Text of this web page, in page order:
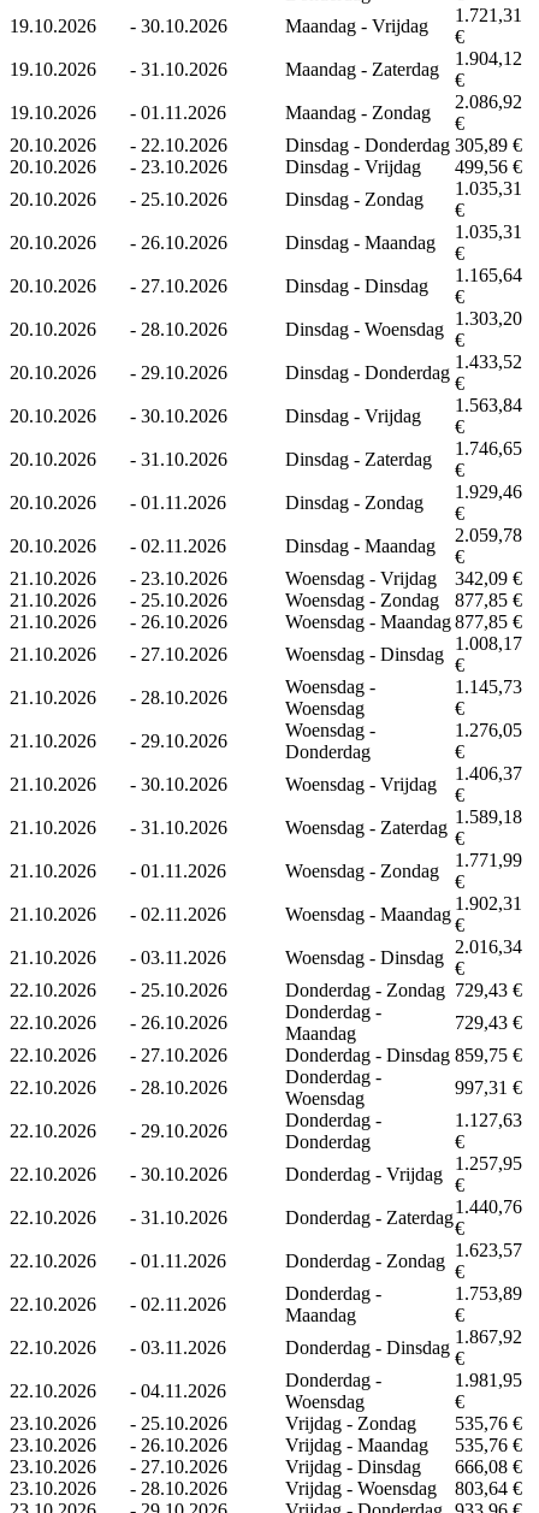
19.10.2026
- 30.10.2026 Maandag - Vrijdag
1.721,31
€
19.10.2026
- 31.10.2026 Maandag - Zaterdag
1.904,12
€
19.10.2026
- 01.11.2026 Maandag - Zondag
2.086,92
€
20.10.2026
- 22.10.2026 Dinsdag - Donderdag 305,89 €
20.10.2026
- 23.10.2026 Dinsdag - Vrijdag
499,56 €
20.10.2026
- 25.10.2026 Dinsdag - Zondag
1.035,31
€
20.10.2026
- 26.10.2026 Dinsdag - Maandag
1.035,31
€
20.10.2026
- 27.10.2026 Dinsdag - Dinsdag
1.165,64
€
20.10.2026
- 28.10.2026 Dinsdag - Woensdag
1.303,20
€
20.10.2026
- 29.10.2026 Dinsdag - Donderdag
1.433,52
€
20.10.2026
- 30.10.2026 Dinsdag - Vrijdag
1.563,84
€
20.10.2026
- 31.10.2026 Dinsdag - Zaterdag
1.746,65
€
20.10.2026
- 01.11.2026 Dinsdag - Zondag
1.929,46
€
20.10.2026
- 02.11.2026 Dinsdag - Maandag
2.059,78
€
21.10.2026
- 23.10.2026 Woensdag - Vrijdag
342,09 €
21.10.2026
- 25.10.2026 Woensdag - Zondag
877,85 €
21.10.2026
- 26.10.2026 Woensdag - Maandag877,85 €
21.10.2026
- 27.10.2026 Woensdag - Dinsdag
1.008,17
€
21.10.2026
- 28.10.2026
Woensdag -
Woensdag
1.145,73
€
21.10.2026
- 29.10.2026
Woensdag -
Donderdag
1.276,05
€
21.10.2026
- 30.10.2026 Woensdag - Vrijdag
1.406,37
€
21.10.2026
- 31.10.2026 Woensdag - Zaterdag
1.589,18
€
21.10.2026
- 01.11.2026 Woensdag - Zondag
1.771,99
€
21.10.2026
- 02.11.2026 Woensdag - Maandag
1.902,31
€
21.10.2026
- 03.11.2026 Woensdag - Dinsdag
2.016,34
€
22.10.2026
- 25.10.2026 Donderdag - Zondag 729,43 €
22.10.2026
- 26.10.2026
Donderdag -
Maandag
729,43 €
22.10.2026
- 27.10.2026 Donderdag - Dinsdag 859,75 €
22.10.2026
- 28.10.2026
Donderdag -
Woensdag
997,31 €
22.10.2026 - 29.10.2026
Donderdag -
Donderdag
1.127,63
€
22.10.2026
- 30.10.2026 Donderdag - Vrijdag
1.257,95
€
22.10.2026
- 31.10.2026 Donderdag - Zaterdag
1.440,76
€
22.10.2026
- 01.11.2026 Donderdag - Zondag
1.623,57
€
22.10.2026
- 02.11.2026
Donderdag -
Maandag
1.753,89
€
22.10.2026
- 03.11.2026 Donderdag - Dinsdag
1.867,92
€
22.10.2026
- 04.11.2026
Donderdag -
Woensdag
1.981,95
€
23.10.2026
- 25.10.2026 Vrijdag - Zondag
535,76 €
23.10.2026
- 26.10.2026 Vrijdag - Maandag
535,76 €
23.10.2026
- 27.10.2026 Vrijdag - Dinsdag
666,08 €
23.10.2026
- 28.10.2026 Vrijdag - Woensdag
803,64 €